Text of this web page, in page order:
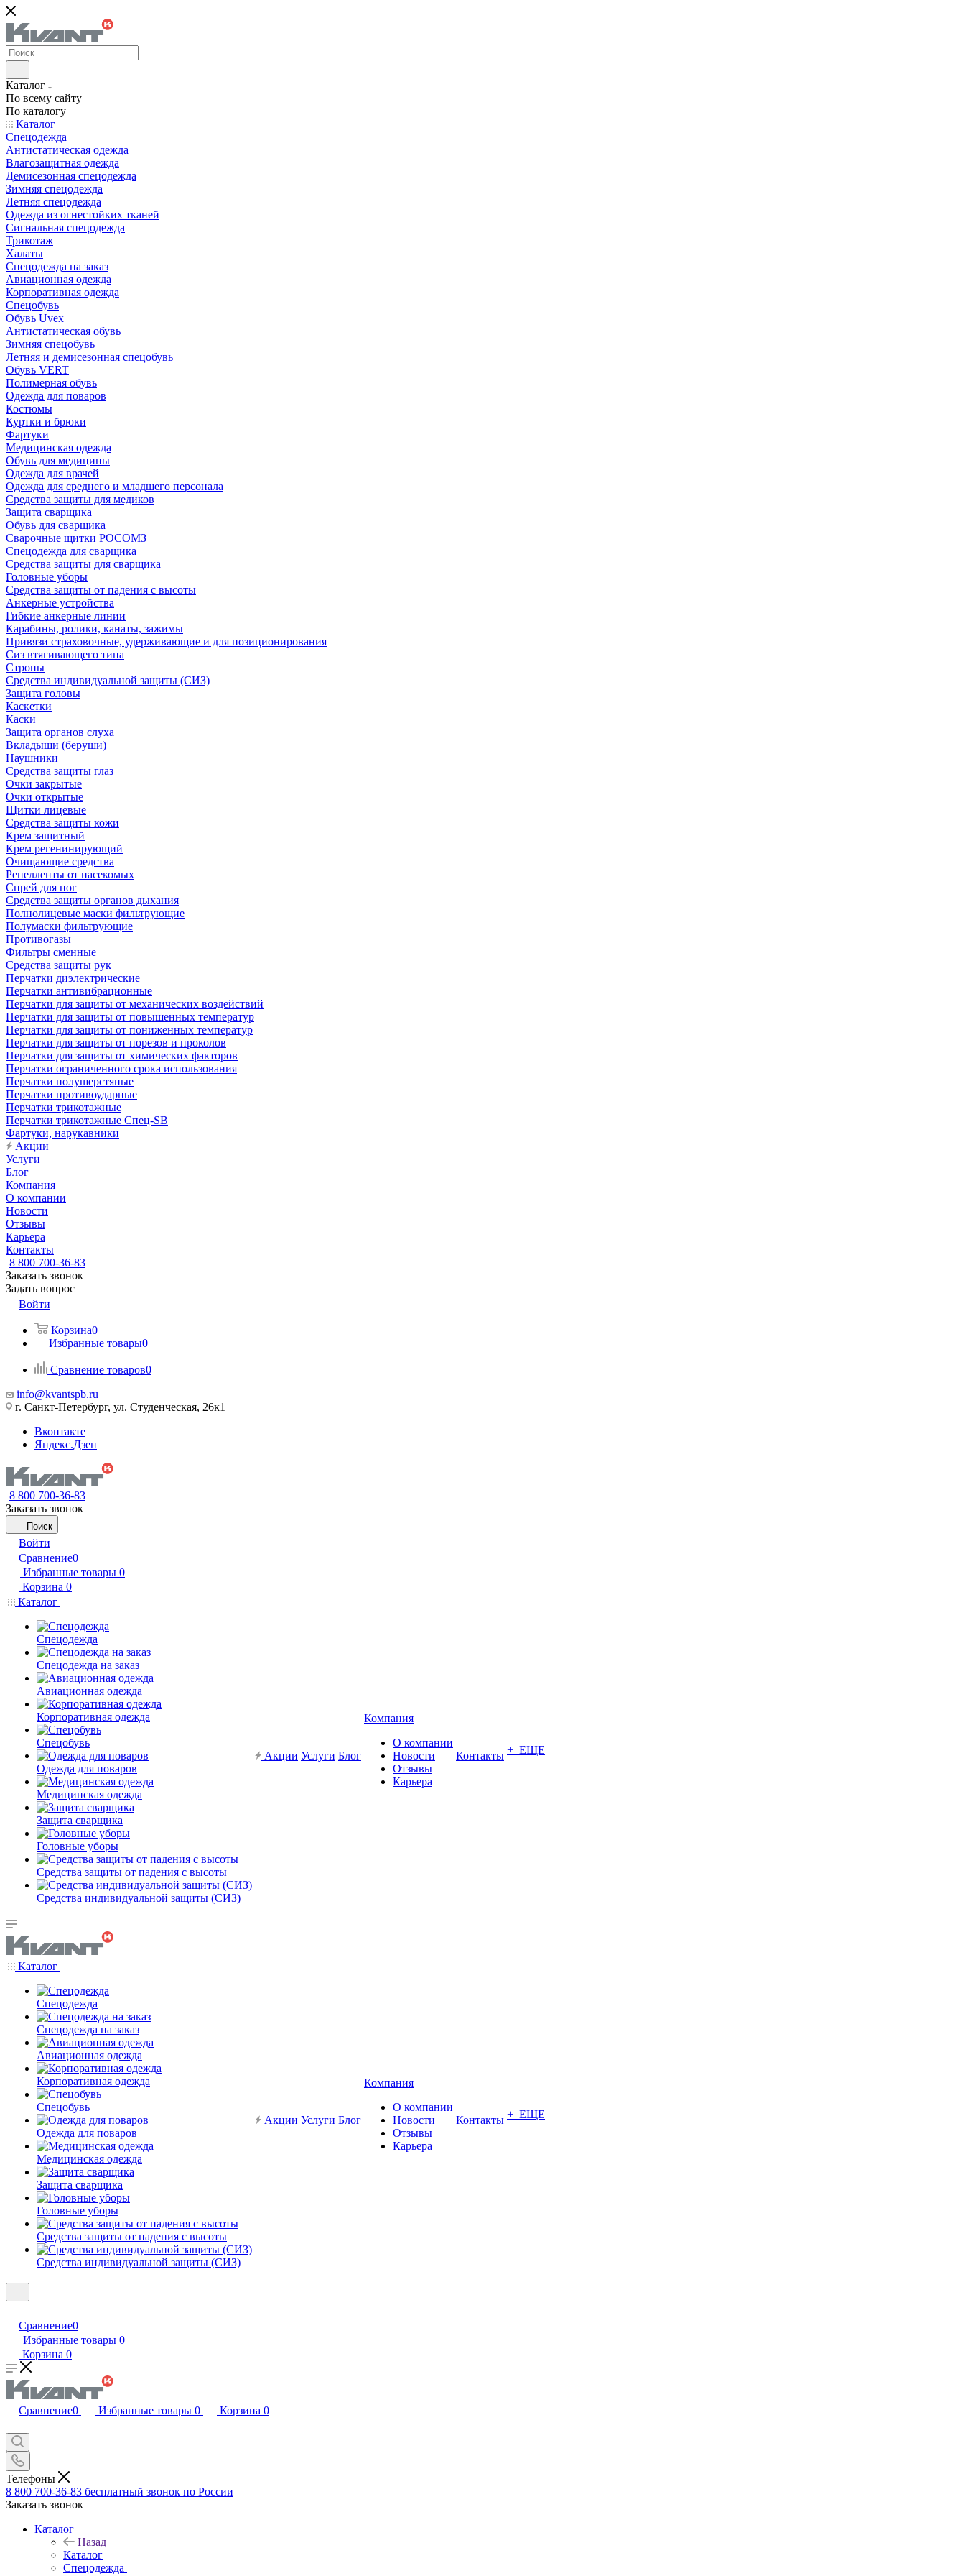
Каталог
По всему сайту
По каталогу
Каталог
Спецодежда
Антистатическая одежда
Влагозащитная одежда
Демисезонная спецодежда
Зимняя спецодежда
Летняя спецодежда
Одежда из огнестойких тканей
Сигнальная спецодежда
Трикотаж
Халаты
Спецодежда на заказ
Авиационная одежда
Корпоративная одежда
Спецобувь
Обувь Uvex
Антистатическая обувь
Зимняя спецобувь
Летняя и демисезонная спецобувь
Обувь VERT
Полимерная обувь
Одежда для поваров
Костюмы
Куртки и брюки
Фартуки
Медицинская одежда
Обувь для медицины
Одежда для врачей
Одежда для среднего и младшего персонала
Средства защиты для медиков
Защита сварщика
Обувь для сварщика
Сварочные щитки РОСОМЗ
Спецодежда для сварщика
Средства защиты для сварщика
Головные уборы
Средства защиты от падения с высоты
Анкерные устройства
Гибкие анкерные линии
Карабины, ролики, канаты, зажимы
Привязи страховочные, удерживающие и для позиционирования
Сиз втягивающего типа
Стропы
Средства индивидуальной защиты (СИЗ)
Защита головы
Каскетки
Каски
Защита органов слуха
Вкладыши (беруши)
Наушники
Средства защиты глаз
Очки закрытые
Очки открытые
Щитки лицевые
Средства защиты кожи
Крем защитный
Крем регенинирующий
Очищающие средства
Репелленты от насекомых
Спрей для ног
Средства защиты органов дыхания
Полнолицевые маски фильтрующие
Полумаски фильтрующие
Противогазы
Фильтры сменные
Средства защиты рук
Перчатки диэлектрические
Перчатки антивибрационные
Перчатки для защиты от механических воздействий
Перчатки для защиты от повышенных температур
Перчатки для защиты от пониженных температур
Перчатки для защиты от порезов и проколов
Перчатки для защиты от химических факторов
Перчатки ограниченного срока использования
Перчатки полушерстяные
Перчатки противоударные
Перчатки трикотажные
Перчатки трикотажные Спец-SB
Фартуки, нарукавники
Акции
Услуги
Блог
Компания
О компании
Новости
Отзывы
Карьера
Контакты
8 800 700-36-83
Заказать звонок
Задать вопрос
Войти
Корзина0
Избранные товары0
Сравнение товаров0
info@kvantspb.ru
г. Санкт-Петербург, ул. Студенческая, 26к1
Вконтакте
Яндекс.Дзен
8 800 700-36-83
Заказать звонок
Поиск
Войти
Сравнение0
Избранные товары 0
Корзина 0
Каталог
Спецодежда
Спецодежда на заказ
Авиационная одежда
Корпоративная одежда
Спецобувь
Одежда для поваров
Медицинская одежда
Защита сварщика
Головные уборы
Средства защиты от падения с высоты
Средства индивидуальной защиты (СИЗ)
Акции Услуги Блог
Компания
О компании
Новости
Отзывы
Карьера
Контакты + ЕЩЕ
Каталог
Спецодежда
Спецодежда на заказ
Авиационная одежда
Корпоративная одежда
Спецобувь
Одежда для поваров
Медицинская одежда
Защита сварщика
Головные уборы
Средства защиты от падения с высоты
Средства индивидуальной защиты (СИЗ)
Акции Услуги Блог
Компания
О компании
Новости
Отзывы
Карьера
Контакты + ЕЩЕ
Сравнение0
Избранные товары 0
Корзина 0
Сравнение0 Избранные товары 0 Корзина 0
Телефоны
8 800 700-36-83 бесплатный звонок по России
Заказать звонок
Каталог
Назад
Каталог
Спецодежда